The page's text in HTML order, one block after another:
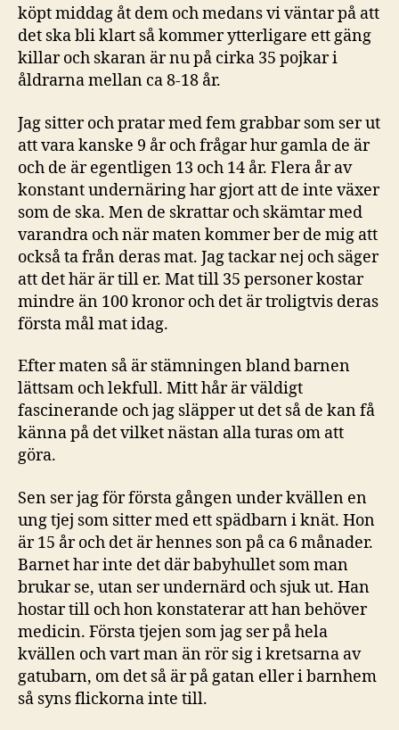
köpt middag åt dem och medans vi väntar på att
det ska bli klart så kommer ytterligare ett gäng
killar och skaran är nu på cirka 35 pojkar i
åldrarna mellan ca 8-18 år.
Jag sitter och pratar med fem grabbar som ser ut
att vara kanske 9 år och frågar hur gamla de är
och de är egentligen 13 och 14 år. Flera år av
konstant undernäring har gjort att de inte växer
som de ska. Men de skrattar och skämtar med
varandra och när maten kommer ber de mig att
också ta från deras mat. Jag tackar nej och säger
att det här är till er. Mat till 35 personer kostar
mindre än 100 kronor och det är troligtvis deras
första mål mat idag.
Efter maten så är stämningen bland barnen
lättsam och lekfull. Mitt hår är väldigt
fascinerande och jag släpper ut det så de kan få
känna på det vilket nästan alla turas om att
göra.
Sen ser jag för första gången under kvällen en
ung tjej som sitter med ett spädbarn i knät. Hon
är 15 år och det är hennes son på ca 6 månader.
Barnet har inte det där babyhullet som man
brukar se, utan ser undernärd och sjuk ut. Han
hostar till och hon konstaterar att han behöver
medicin. Första tjejen som jag ser på hela
kvällen och vart man än rör sig i kretsarna av
gatubarn, om det så är på gatan eller i barnhem
så syns flickorna inte till.